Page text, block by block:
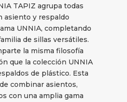
TAPIZ agrupa todas
asiento y respaldo
UNNIA, completando
de sillas versátiles.
la misma filosofía
que la colección UNNIA
de plástico. Esta
combinar asientos,
con una amplia gama